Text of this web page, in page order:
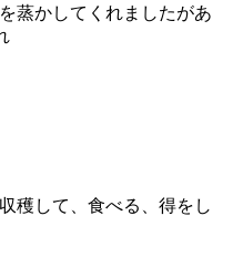
蒸かしてくれましたがあ
穫して、食べる、得をし